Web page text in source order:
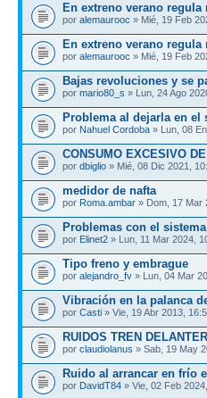
En extreno verano regula
por alemaurooc » Mié, 19 Feb
En extreno verano regula
por alemaurooc » Mié, 19 Feb
Bajas revoluciones y se
por mario80_s » Lun, 24 Ago
Problema al dejarla en el
por Nahuel Cordoba » Lun, 08
CONSUMO EXCESIVO
por dbiglio » Mié, 08 Dic 2021,
medidor de nafta
por Roma.ambar » Dom, 17 Mar
Problemas con el
por Elinet2 » Lun, 11 Mar 2024,
Tipo freno y embrague
por alejandro_fv » Lun, 04 Mar
Vibración en la palanca
por Casti » Vie, 19 Abr 2013,
RUIDOS TREN
por claudiolanus » Sab, 19 May
Ruido al arrancar en frío
por DavidT84 » Vie, 02 Feb